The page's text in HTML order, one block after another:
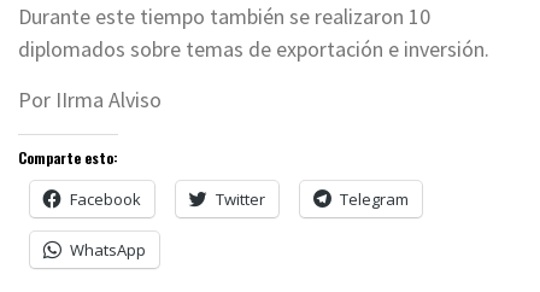
Durante este tiempo también se realizaron 10
diplomados sobre temas de exportación e inversión.
Por IIrma Alviso
Comparte esto:
Facebook Twitter Telegram
WhatsApp